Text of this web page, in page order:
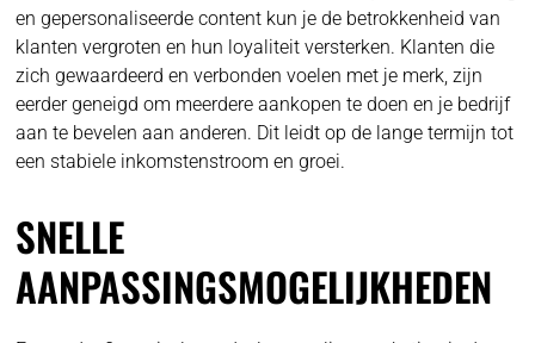
en gepersonaliseerde content kun je de betrokkenheid van
klanten vergroten en hun loyaliteit versterken. Klanten die
zich gewaardeerd en verbonden voelen met je merk, zijn
eerder geneigd om meerdere aankopen te doen en je bedrijf
aan te bevelen aan anderen. Dit leidt op de lange termijn tot
een stabiele inkomstenstroom en groei.
SNELLE
AANPASSINGSMOGELIJKHEDEN